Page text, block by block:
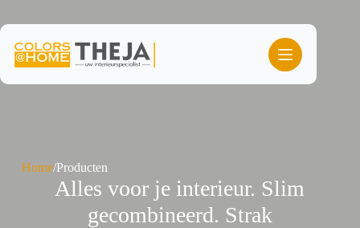
de
inhoud
Home/Producten
Alles voor je interieur. Slim
gecombineerd. Strak